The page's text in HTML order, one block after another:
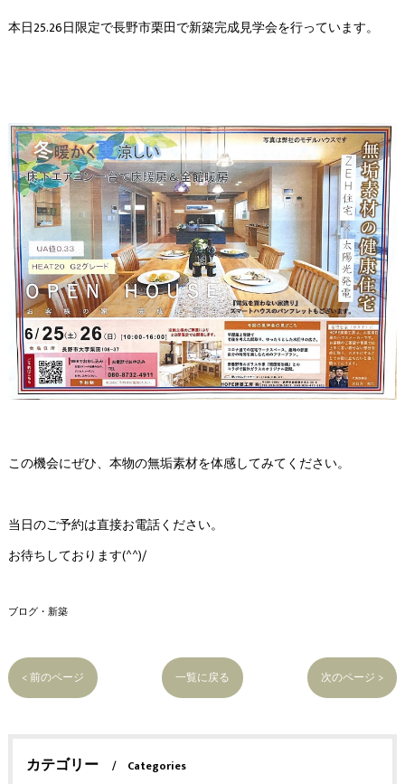
本日25.26日限定で長野市栗田で新築完成見学会を行っています。
この機会にぜひ、本物の無垢素材を体感してみてください。
当日のご予約は直接お電話ください。
お待ちしております(^^)/
ブログ・新築
< 前のページ 一覧に戻る 次のページ >
カテゴリー Categories